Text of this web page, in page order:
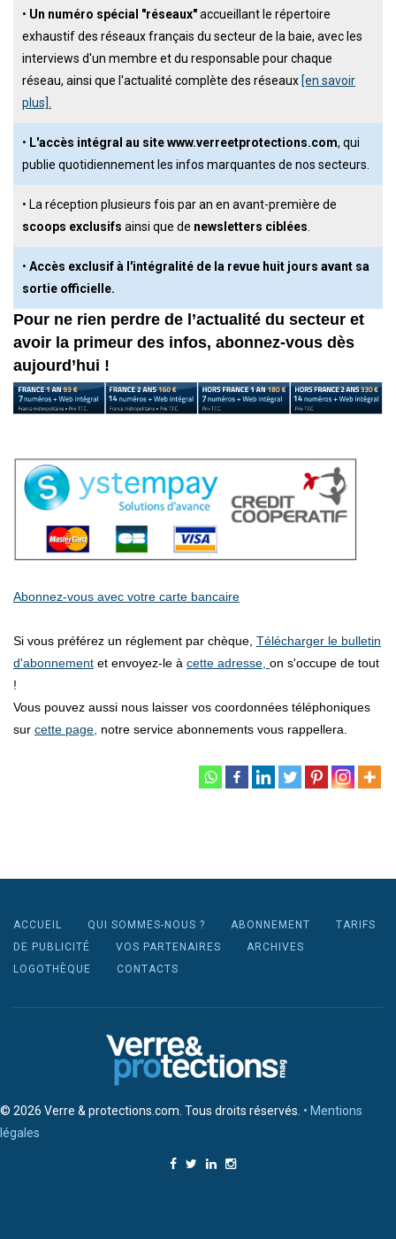
• Un numéro spécial "réseaux"accueillant le répertoire
exhaustif des réseaux français du secteur de la baie, avec les
interviews d'un membre et du responsable pour chaque
réseau, ainsi que l'actualité complète des réseaux [en savoir
plus].
• L'accès intégral au site www.verreetprotections.com, qui
publie quotidiennement les infos marquantes de nos secteurs.
• La réception plusieurs fois par an en avant-première de
scoops exclusifs ainsi que de newsletters ciblées
• Accès exclusif à l'intégralité de la revue huit jours avant sa
sortie officielle.
Pour ne rien perdre de l’actualité du secteur et
avoir la primeur des infos, abonnez-vous dès
aujourd’hui !
Abonnez-vous avec votre carte bancaire
Si vous préférez un réglement par chèque, Télécharger le bulletin
d'abonnement et envoyez-le à cette adresse, on s'occupe de tout
!
Vous pouvez aussi nous laisser vos coordonnées téléphoniques
sur cette page, notre service abonnements vous rappellera.
ACCUEIL QUI SOMMES-NOUS ? ABONNEMENT
TARIFS
DE PUBLICITÉ
VOS PARTENAIRES
ARCHIVES
LOGOTHÈQUE
CONTACTS
© 2026 Verre & protections.com. Tous droits réservés. • Mentions
légales